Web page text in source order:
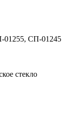
СП-01245
стекло